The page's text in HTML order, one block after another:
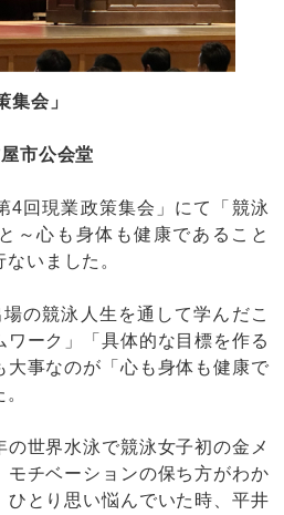
集会」
市公会堂
4回現業政策集会」にて「競泳
～心も身体も健康であること
いました。
の競泳人生を通して学んだこ
ワーク」「具体的な目標を作る
大事なのが「心も身体も健康で
世界水泳で競泳女子初の金メ
モチベーションの保ち方がわか
ひとり思い悩んでいた時、平井